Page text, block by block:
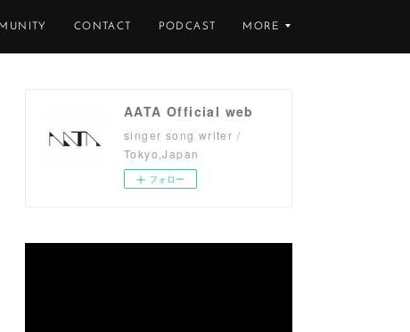
CONTACT PODCAST MORE
AATA Official web
singer song writer /
Tokyo,Japan
フォロー